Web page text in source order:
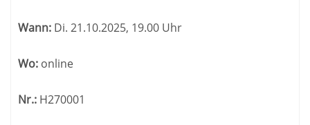
Wann: Di. 21.10.2025, 19.00 Uhr
Wo: online
Nr.: H270001